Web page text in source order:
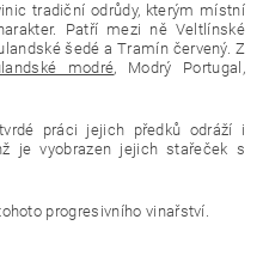
tradiční odrůdy, kterým místní
Patří mezi ně Veltlínské
šedé a Tramín červený. Z
modré, Modrý Portugal,
práci jejich předků odráží i
je vyobrazen jejich stařeček s
progresivního vinařství.